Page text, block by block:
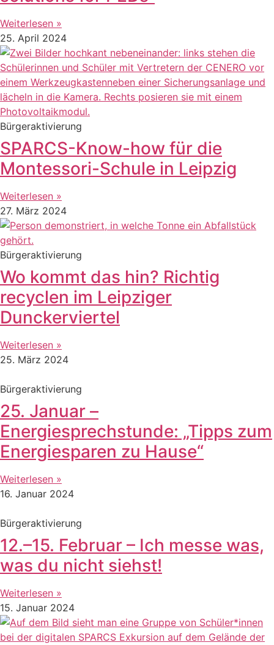
Weiterlesen »
25. April 2024
Bürgeraktivierung
SPARCS-Know-how für die
Montessori-Schule in Leipzig
Weiterlesen »
27. März 2024
Bürgeraktivierung
Wo kommt das hin? Richtig
recyclen im Leipziger
Dunckerviertel
Weiterlesen »
25. März 2024
Bürgeraktivierung
25. Januar –
Energiesprechstunde: „Tipps zum
Energiesparen zu Hause“
Weiterlesen »
16. Januar 2024
Bürgeraktivierung
12.–15. Februar – Ich messe was,
was du nicht siehst!
Weiterlesen »
15. Januar 2024